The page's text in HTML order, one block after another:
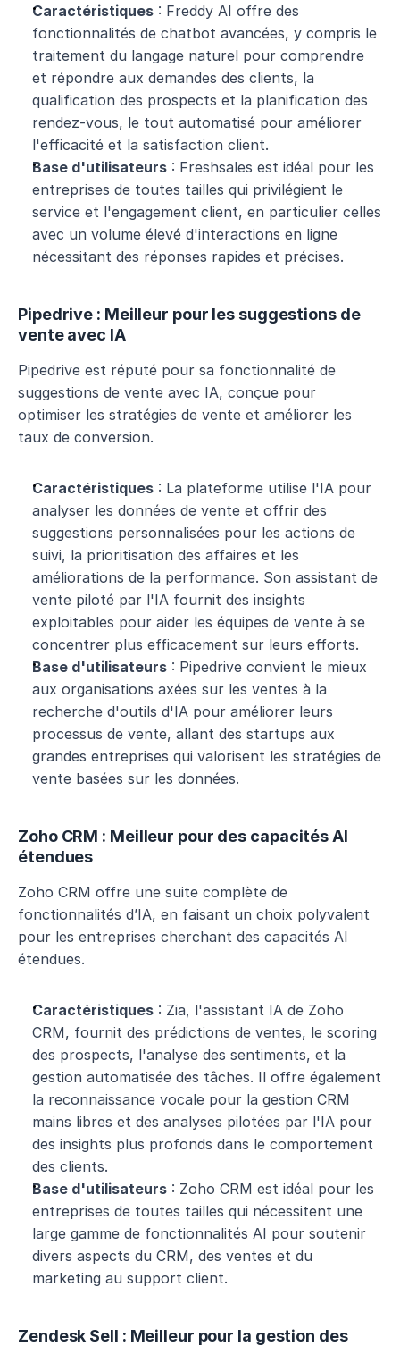
Caractéristiques : Freddy AI offre des
fonctionnalités de chatbot avancées, y compris le
traitement du langage naturel pour comprendre
et répondre aux demandes des clients, la
qualification des prospects et la planification des
rendez-vous, le tout automatisé pour améliorer
l'efficacité et la satisfaction client.
Base d'utilisateurs : Freshsales est idéal pour les
entreprises de toutes tailles qui privilégient le
service et l'engagement client, en particulier celles
avec un volume élevé d'interactions en ligne
nécessitant des réponses rapides et précises.
Pipedrive : Meilleur pour les suggestions de
vente avec IA
Pipedrive est réputé pour sa fonctionnalité de
suggestions de vente avec IA, conçue pour
optimiser les stratégies de vente et améliorer les
taux de conversion.
Caractéristiques : La plateforme utilise l'IA pour
analyser les données de vente et offrir des
suggestions personnalisées pour les actions de
suivi, la prioritisation des affaires et les
améliorations de la performance. Son assistant de
vente piloté par l'IA fournit des insights
exploitables pour aider les équipes de vente à se
concentrer plus efficacement sur leurs efforts.
Base d'utilisateurs : Pipedrive convient le mieux
aux organisations axées sur les ventes à la
recherche d'outils d'IA pour améliorer leurs
processus de vente, allant des startups aux
grandes entreprises qui valorisent les stratégies de
vente basées sur les données.
Zoho CRM : Meilleur pour des capacités AI
étendues
Zoho CRM offre une suite complète de
fonctionnalités d’IA, en faisant un choix polyvalent
pour les entreprises cherchant des capacités AI
étendues.
Caractéristiques : Zia, l'assistant IA de Zoho
CRM, fournit des prédictions de ventes, le scoring
des prospects, l'analyse des sentiments, et la
gestion automatisée des tâches. Il offre également
la reconnaissance vocale pour la gestion CRM
mains libres et des analyses pilotées par l'IA pour
des insights plus profonds dans le comportement
des clients.
Base d'utilisateurs : Zoho CRM est idéal pour les
entreprises de toutes tailles qui nécessitent une
large gamme de fonctionnalités AI pour soutenir
divers aspects du CRM, des ventes et du
marketing au support client.
Zendesk Sell : Meilleur pour la gestion des